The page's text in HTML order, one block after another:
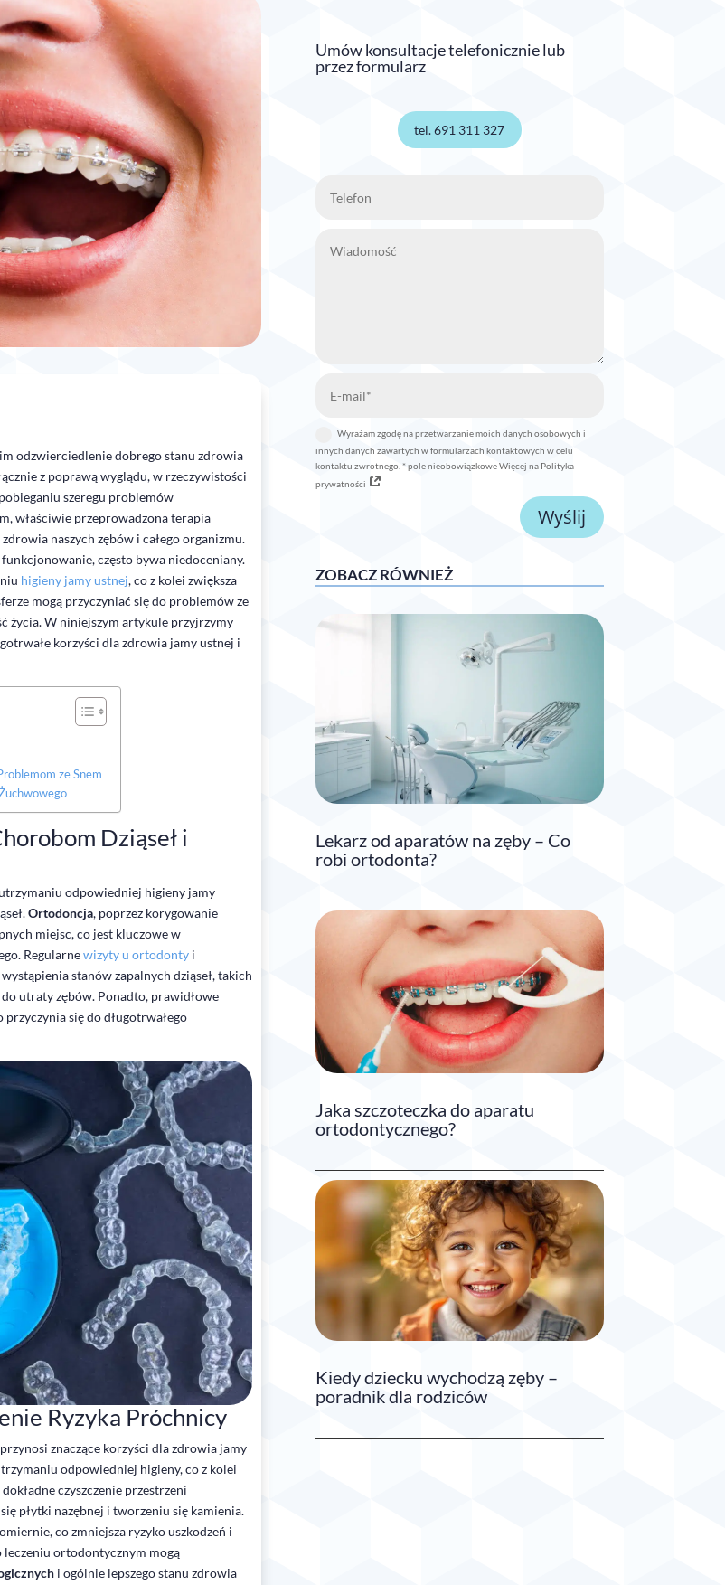
odzwierciedlenie dobrego stanu zdrowia
z poprawą wyglądu, w rzeczywistości
szeregu problemów
właściwie przeprowadzona terapia
naszych zębów i całego organizmu.
często bywa niedoceniany.
higieny jamy ustnej, co z kolei zwiększa
mogą przyczyniać się do problemów ze
życia. W niniejszym artykule przyjrzymy
korzyści dla zdrowia jamy ustnej i
ze Snem
Dziąseł i
odpowiedniej higieny jamy
Ortodoncja, poprzez korygowanie
miejsc, co jest kluczowe w
Regularnewizyty u ortodonty i
stanów zapalnych dziąseł, takich
utraty zębów. Ponadto, prawidłowe
się do długotrwałego
Ryzyka Próchnicy
znaczące korzyści dla zdrowia jamy
odpowiedniej higieny, co z kolei
czyszczenie przestrzeni
płytki nazębnej i tworzeniu się kamienia.
co zmniejsza ryzyko uszkodzeń i
leczeniu ortodontycznym mogą
i ogólnie lepszego stanu zdrowia
Umów konsultacje telefonicznie lub
przez formularz
tel. 691 311 327
Wyrażam zgodę na przetwarzanie moich danych osobowych i
innych danych zawartych w formularzach kontaktowych w celu
kontaktu zwrotnego. * pole nieobowiązkowe Więcej na Polityka
prywatności
Wyślij
ZOBACZ RÓWNIEŻ
Lekarz od aparatów na zęby – Co
robi ortodonta?
Jaka szczoteczka do aparatu
ortodontycznego?
Kiedy dziecku wychodzą zęby –
poradnik dla rodziców